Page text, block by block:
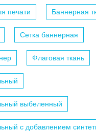
печати Баннерная
Сетка баннерная
Флаговая ткань
выбеленный
с добавлением